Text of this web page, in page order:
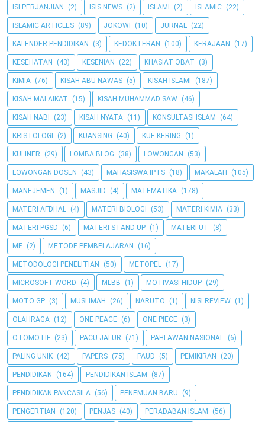
ISI PERJANJIAN (2) ISIS NEWS (2) ISLAMI (2) ISLAMIC (22)
ISLAMIC ARTICLES (89) JOKOWI (10) JURNAL (22)
KALENDER PENDIDIKAN (3) KEDOKTERAN (100) KERAJAAN (17)
KESEHATAN (43) KESENIAN (22) KHASIAT OBAT (3)
KIMIA (76) KISAH ABU NAWAS (5) KISAH ISLAMI (187)
KISAH MALAIKAT (15) KISAH MUHAMMAD SAW (46)
KISAH NABI (23) KISAH NYATA (11) KONSULTASI ISLAM (64)
KRISTOLOGI (2) KUANSING (40) KUE KERING (1)
KULINER (29) LOMBA BLOG (38) LOWONGAN (53)
LOWONGAN DOSEN (43) MAHASISWA IPTS (18) MAKALAH (105)
MANEJEMEN (1) MASJID (4) MATEMATIKA (178)
MATERI AFDHAL (4) MATERI BIOLOGI (53) MATERI KIMIA (33)
MATERI PGSD (6) MATERI STAND UP (1) MATERI UT (8)
ME (2) METODE PEMBELAJARAN (16)
METODOLOGI PENELITIAN (50) METOPEL (17)
MICROSOFT WORD (4) MLBB (1) MOTIVASI HIDUP (29)
MOTO GP (3) MUSLIMAH (26) NARUTO (1) NISI REVIEW (1)
OLAHRAGA (12) ONE PEACE (6) ONE PIECE (3)
OTOMOTIF (23) PACU JALUR (71) PAHLAWAN NASIONAL (6)
PALING UNIK (42) PAPERS (75) PAUD (5) PEMIKIRAN (20)
PENDIDIKAN (164) PENDIDIKAN ISLAM (87)
PENDIDIKAN PANCASILA (56) PENEMUAN BARU (9)
PENGERTIAN (120) PENJAS (40) PERADABAN ISLAM (56)